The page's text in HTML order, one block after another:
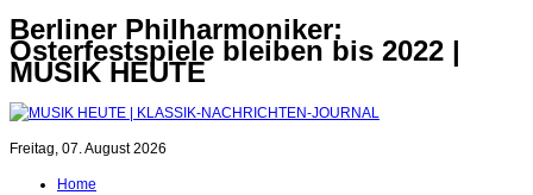
Berliner Philharmoniker:
Osterfestspiele bleiben bis 2022 |
MUSIK HEUTE
Freitag, 07. August 2026
Home